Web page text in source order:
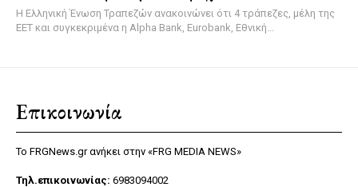
Η Ελληνική Ένωση Τραπεζών ανακοινώνει ότι 4 τράπεζες, μέλη της
ΕΕΤ και συγκεκριμένα η Alpha Bank, Eurobank, Εθνική...
Επικοινωνία
Το FRGNews.gr ανήκει στην «FRG MEDIA NEWS»
Τηλ.επικοινωνίας: 6983094002